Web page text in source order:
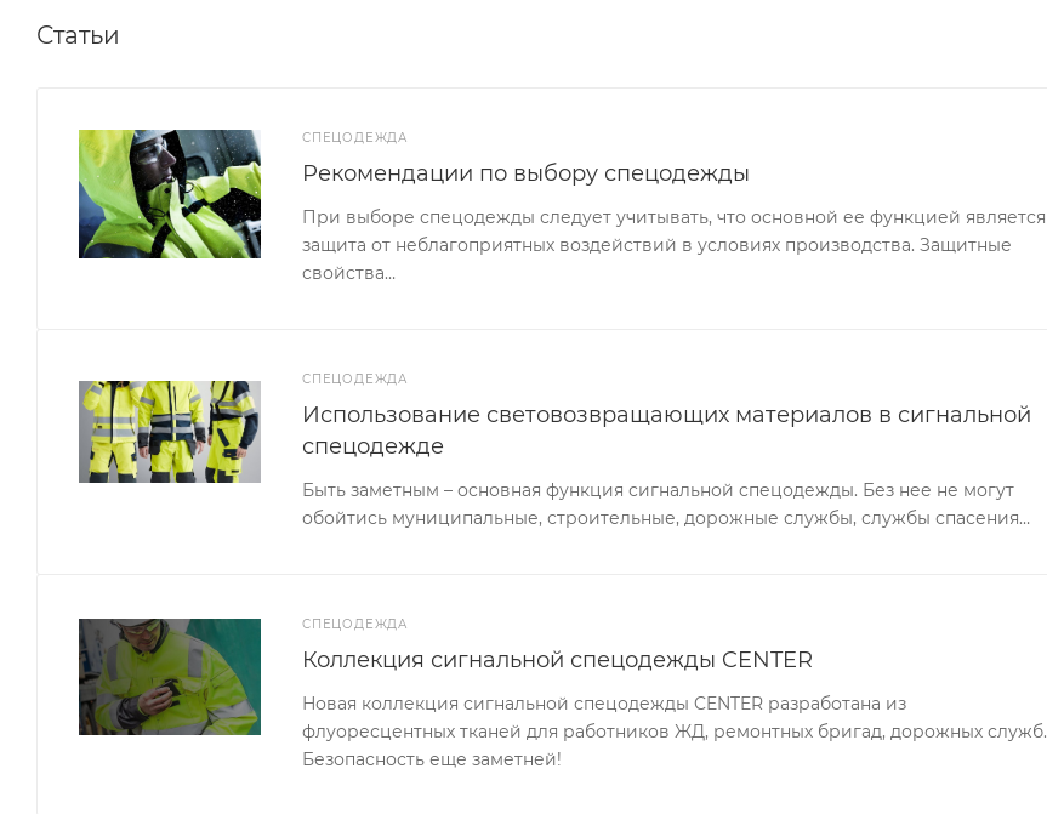
Статьи
СПЕЦОДЕЖДА
Рекомендации по выбору спецодежды
При выборе спецодежды следует учитывать, что основной ее функцией является
защита от неблагоприятных воздействий в условиях производства. Защитные
свойства…
СПЕЦОДЕЖДА
Использование световозвращающих материалов в сигнальной
спецодежде
Быть заметным – основная функция сигнальной спецодежды. Без нее не могут
обойтись муниципальные, строительные, дорожные службы, службы спасения…
СПЕЦОДЕЖДА
Коллекция сигнальной спецодежды CENTER
Новая коллекция сигнальной спецодежды CENTER разработана из
флуоресцентных тканей для работников ЖД, ремонтных бригад, дорожных служб.
Безопасность еще заметней!